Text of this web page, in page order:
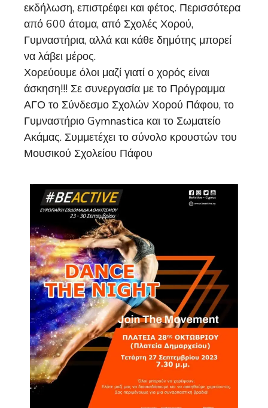
εκδήλωση, επιστρέφει και φέτος. Περισσότερα
από 600 άτομα, από Σχολές Χορού,
Γυμναστήρια, αλλά και κάθε δημότης μπορεί
να λάβει μέρος.
Χορεύουμε όλοι μαζί γιατί ο χορός είναι
άσκηση!!! Σε συνεργασία με το Πρόγραμμα
ΑΓΟ το Σύνδεσμο Σχολών Χορού Πάφου, το
Γυμναστήριο Gymnastica και το Σωματείο
Ακάμας. Συμμετέχει το σύνολο κρουστών του
Μουσικού Σχολείου Πάφου